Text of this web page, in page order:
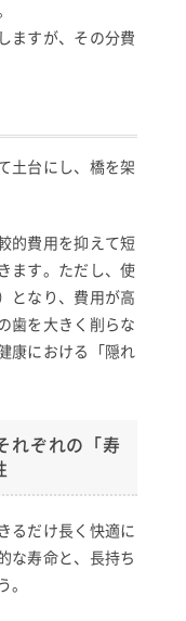
ますが、その分費
土台にし、橋を架
的費用を抑えて短
ます。ただし、使
となり、費用が高
歯を大きく削らな
康における「隠れ
れぞれの「寿
るだけ長く快適に
な寿命と、長持ち
。